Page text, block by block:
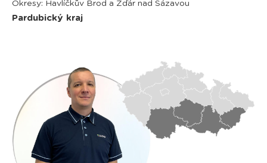
Okresy: Havlíčkův Brod a Žďár nad Sázavou
Pardubický kraj